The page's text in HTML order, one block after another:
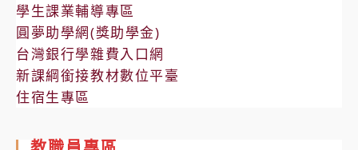
學生課業輔導專區
圓夢助學網(獎助學金)
台灣銀行學雜費入口網
新課綱銜接教材數位平臺
住宿生專區